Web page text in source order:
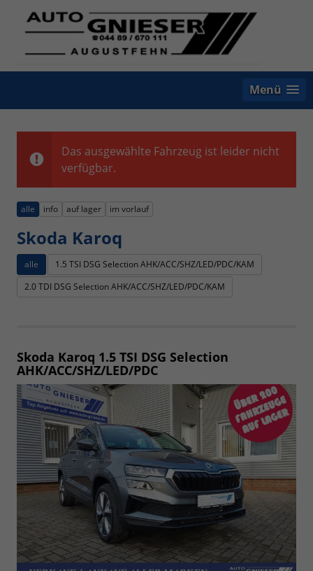
Menü
Das ausgewählte Fahrzeug ist leider nicht
verfügbar.
alle info auf lager im vorlauf
Skoda Karoq
alle
1.5 TSI DSG Selection AHK/ACC/SHZ/LED/PDC/KAM
2.0 TDI DSG Selection AHK/ACC/SHZ/LED/PDC/KAM
Skoda Karoq 1.5 TSI DSG Selection
AHK/ACC/SHZ/LED/PDC